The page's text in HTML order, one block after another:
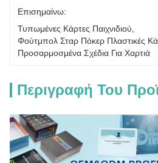
Επισημαίνω:
Τυπωμένες Κάρτες Παιχνιδιού
Φούτμπολ Σταρ Πόκερ Πλαστικές
Προσαρμοσμένα Σχέδια Για Χαρτιά
Περιγραφή Του